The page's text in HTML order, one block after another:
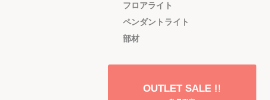
フロアライト
ペンダントライト
部材
OUTLET SALE !!